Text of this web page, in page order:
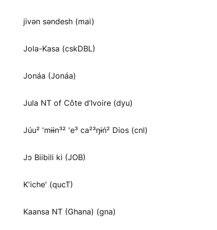
jivən səndesh (mai)
Jola-Kasa (cskDBL)
Jonáa (Jonáa)
Jula NT of Côte d’Ivoire (dyu)
Júu² 'mɨɨn³² 'e³ ca²³ŋɨń² Dios (cnl)
Jɔ Biibili ki (JOB)
K'iche' (qucT)
Kaansa NT (Ghana) (gna)